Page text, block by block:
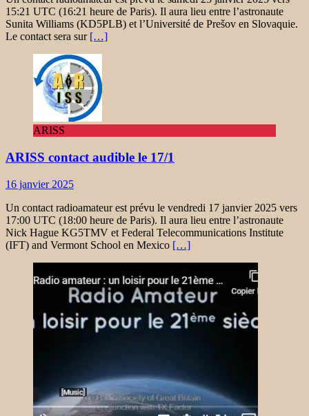
15:21 UTC (16:21 heure de Paris). Il aura lieu entre l’astronaute
Sunita Williams (KD5PLB) et l’Université de Prešov en Slovaquie.
Le contact sera sur […]
ARISS
ARISS contact audible le 17/1
16 janvier 2025
Un contact radioamateur est prévu le vendredi 17 janvier 2025 vers
17:00 UTC (18:00 heure de Paris). Il aura lieu entre l’astronaute
Nick Hague KG5TMV et Federal Telecommunications Institute
(IFT) and Vermont School en Mexico […]